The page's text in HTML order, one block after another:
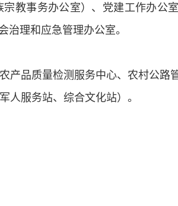
教事务办公室）、党建工作办公
治理和应急管理办公室。
产品质量检测服务中心、农村公路
人服务站、综合文化站）。